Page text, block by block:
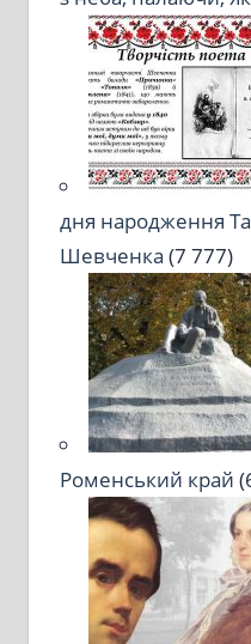
дня народження
Шевченка (7 777)
Роменський край